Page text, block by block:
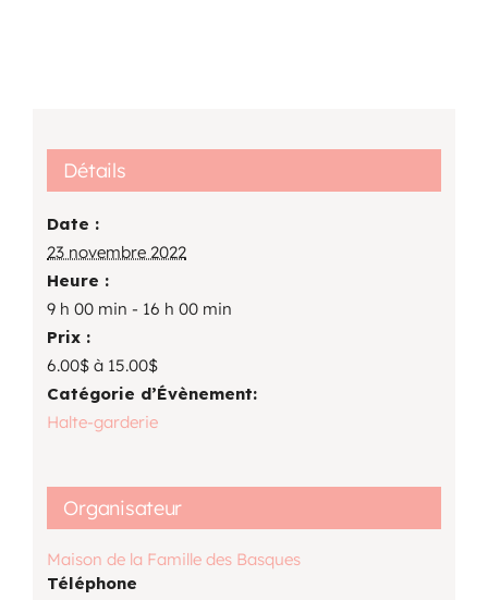
Détails
Date :
23 novembre 2022
Heure :
9 h 00 min - 16 h 00 min
Prix :
6.00$ à 15.00$
Catégorie d’Évènement:
Halte-garderie
Organisateur
Maison de la Famille des Basques
Téléphone